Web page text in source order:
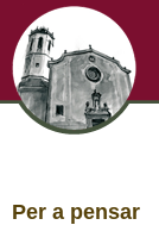
Per a pensar